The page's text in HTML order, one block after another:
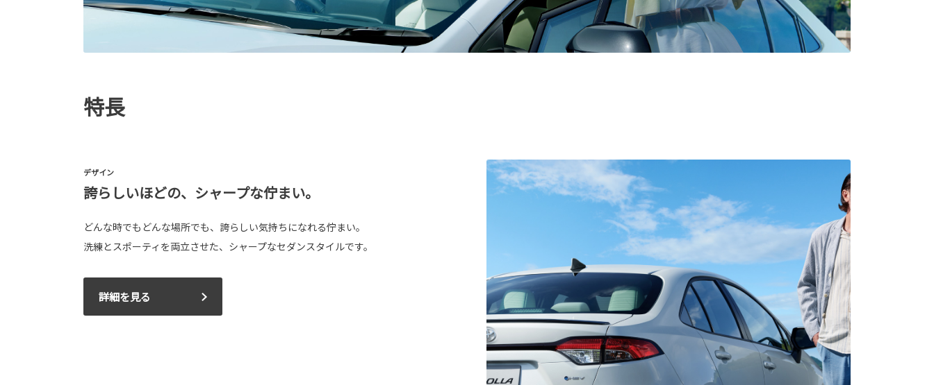
特長
デザイン
誇らしいほどの、シャープな佇まい。
どんな時でもどんな場所でも、誇らしい気持ちになれる佇まい。
洗練とスポーティを両立させた、シャープなセダンスタイルです。
詳細を見る